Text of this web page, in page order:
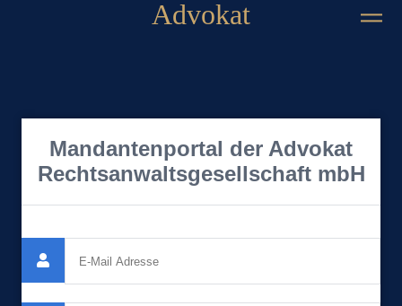
Advokat
Mandantenportal der Advokat
Rechtsanwaltsgesellschaft mbH